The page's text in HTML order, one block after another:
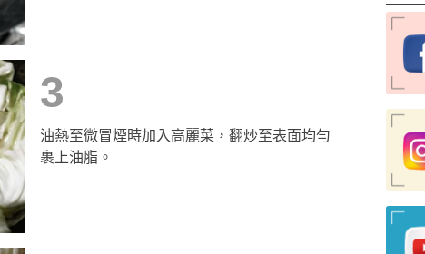
3
油熱至微冒煙時加入高麗菜，翻炒至表面均勻
裹上油脂。